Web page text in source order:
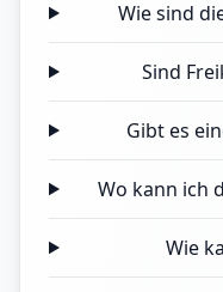
Wie sind
Sind
Gibt es
Wo kann ich
Wie